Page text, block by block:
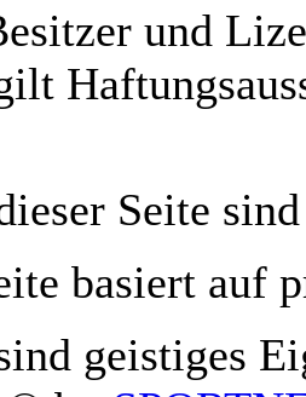
und
Seite
basiert auf
geistiges